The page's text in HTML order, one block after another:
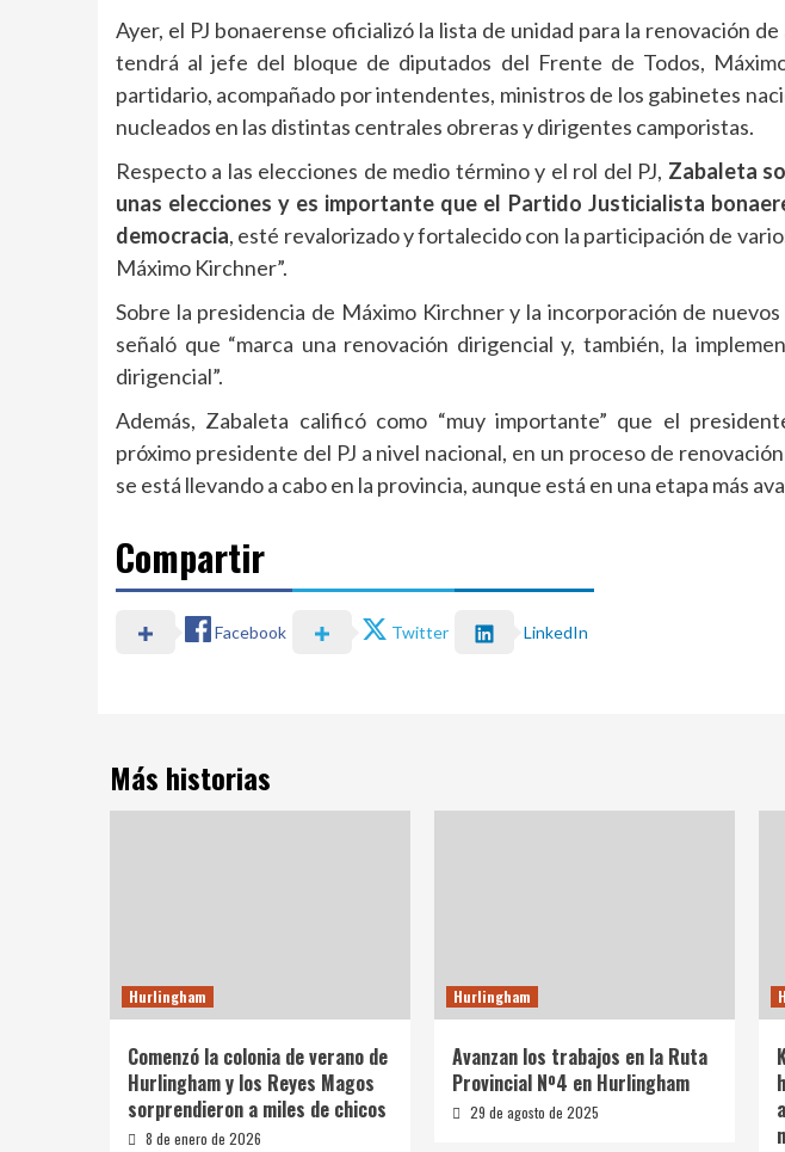
Ayer, el PJ bonaerense oficializó la lista de unidad para la renovación
tendrá al jefe del bloque de diputados del Frente de Todos,
partidario, acompañado por intendentes, ministros de los gabinetes
nucleados en las distintas centrales obreras y dirigentes camporistas.
Respecto a las elecciones de medio término y el rol del PJ, Zabaleta
unas elecciones y es importante que el Partido Justicialista
democracia, esté revalorizado y fortalecido con la participación de
Máximo Kirchner”.
Sobre la presidencia de Máximo Kirchner y la incorporación de
señaló que “marca una renovación dirigencial y, también, la
dirigencial”.
Además, Zabaleta calificó como “muy importante” que el
próximo presidente del PJ a nivel nacional, en un proceso de
se está llevando a cabo en la provincia, aunque está en una etapa más
Compartir
Facebook Twitter LinkedIn
Más historias
Hurlingham
Comenzó la colonia de verano de
Hurlingham y los Reyes Magos
sorprendieron a miles de chicos
8 de enero de 2026
Hurlingham
Avanzan los trabajos en la Ruta
Provincial Nº4 en Hurlingham
29 de agosto de 2025